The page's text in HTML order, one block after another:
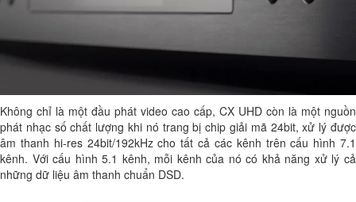
Không chỉ là một đầu phát video cao cấp, CX UHD còn là một nguồn
phát nhạc số chất lượng khi nó trang bị chip giải mã 24bit, xử lý được
âm thanh hi-res 24bit/192kHz cho tất cả các kênh trên cấu hình 7.1
kênh. Với cấu hình 5.1 kênh, mỗi kênh của nó có khả năng xử lý cả
những dữ liệu âm thanh chuẩn DSD.